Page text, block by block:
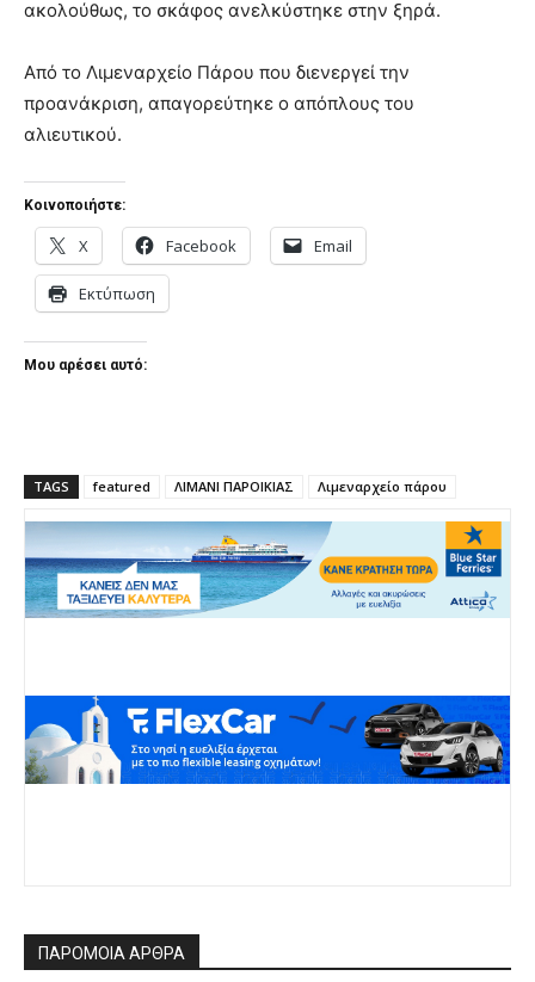
ακολούθως, το σκάφος ανελκύστηκε στην ξηρά.
Από το Λιμεναρχείο Πάρου που διενεργεί την
προανάκριση, απαγορεύτηκε ο απόπλους του
αλιευτικού.
Κοινοποιήστε:
X Facebook Email
Εκτύπωση
Μου αρέσει αυτό:
TAGS featured ΛΙΜΑΝΙ ΠΑΡΟΙΚΙΑΣ Λιμεναρχείο πάρου
ΠΑΡΟΜΟΙΑ ΑΡΘΡΑ